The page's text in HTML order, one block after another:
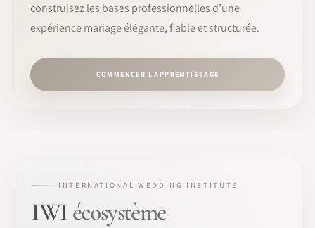
construisez les bases professionnelles d’une
expérience mariage élégante, fiable et structurée.
COMMENCER L’APPRENTISSAGE
INTERNATIONAL WEDDING INSTITUTE
IWI écosystème